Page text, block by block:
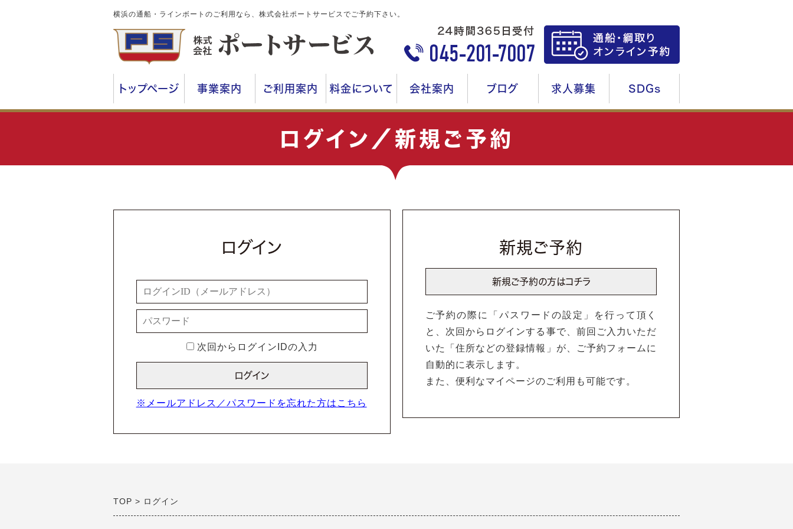
横浜の通船・ラインボートのご利用なら、株式会社ポートサービスでご予約下さい。
トップページ 事業案内 ご利用案内 料金について 会社案内 ブログ 求人募集 SDGs
ログイン／新規ご予約
ログイン
次回からログインIDの入力
※メールアドレス／パスワードを忘れた方はこちら
新規ご予約
ご予約の際に「パスワードの設定」を行って頂く
と、次回からログインする事で、前回ご入力いただ
いた「住所などの登録情報」が、ご予約フォームに
自動的に表示します。
また、便利なマイページのご利用も可能です。
TOP ログイン